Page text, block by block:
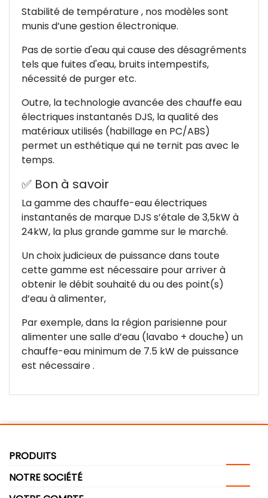
Stabilité de température , nos modèles sont
munis d’une gestion électronique.
Pas de sortie d'eau qui cause des désagréments
tels que fuites d'eau, bruits intempestifs,
nécessité de purger etc.
Outre, la technologie avancée des chauffe eau
électriques instantanés DJS, la qualité des
matériaux utilisés (habillage en PC/ABS)
permet un esthétique qui ne ternit pas avec le
temps.
✅ Bon à savoir
La gamme des chauffe-eau électriques
instantanés de marque DJS s’étale de 3,5kW à
24kW, la plus grande gamme sur le marché.
Un choix judicieux de puissance dans toute
cette gamme est nécessaire pour arriver à
obtenir le débit souhaité du ou des point(s)
d’eau à alimenter,
Par exemple, dans la région parisienne pour
alimenter une salle d’eau (lavabo + douche) un
chauffe-eau minimum de 7.5 kW de puissance
est nécessaire .
PRODUITS
NOTRE SOCIÉTÉ